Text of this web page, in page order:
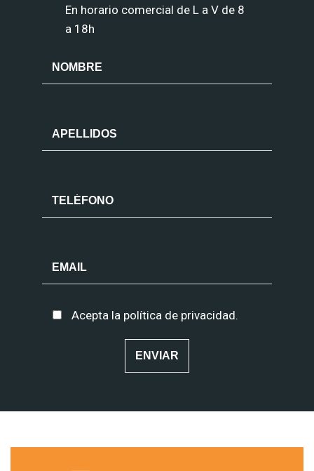
En horario comercial de L a V de 8
a 18h
Acepta la política de privacidad.